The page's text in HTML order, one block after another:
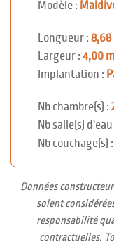
Modèle :
Longueur : 8,68
Largeur : 4,00 m
Implantation :
Nb chambre(s) :
Nb salle(s) d'eau
Nb couchage(s) :
Données
soient
responsabilité
contractuelles.